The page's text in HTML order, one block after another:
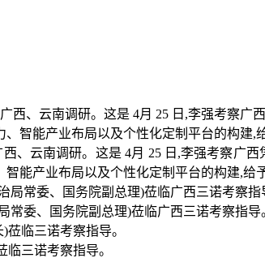
、云南调研。这是 4月 25 日,李强考察广
能产业布局以及个性化定制平台的构建,给
常委、国务院副总理)莅临广西三诺考察指导
三诺考察指导。